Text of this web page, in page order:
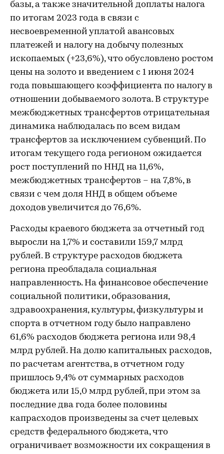
базы, а также значительной доплаты налога
по итогам 2023 года в связи с
несвоевременной уплатой авансовых
платежей и налогу на добычу полезных
ископаемых (+23,6%), что обусловлено ростом
цены на золото и введением с 1 июня 2024
года повышающего коэффициента по налогу в
отношении добываемого золота. В структуре
межбюджетных трансфертов отрицательная
динамика наблюдалась по всем видам
трансфертов за исключением субвенций. По
итогам текущего года регионом ожидается
рост поступлений по ННД на 11,6%,
межбюджетных трансфертов – на 7,8%, в
связи с чем доля ННД в общем объеме
доходов увеличится до 76,6%.
Расходы краевого бюджета за отчетный год
выросли на 1,7% и составили 159,7 млрд
рублей. В структуре расходов бюджета
региона преобладала социальная
направленность. На финансовое обеспечение
социальной политики, образования,
здравоохранения, культуры, физкультуры и
спорта в отчетном году было направлено
61,6% расходов бюджета региона или 98,4
млрд рублей. На долю капитальных расходов,
по расчетам агентства, в отчетном году
пришлось 9,4% от суммарных расходов
бюджета или 15,0 млрд рублей, при этом за
последние два года более половины
капрасходов произведены за счет целевых
средств федерального бюджета, что
ограничивает возможности их сокращения в